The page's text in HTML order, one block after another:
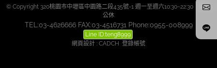
© Copyright 320桃園市中壢區中園路二段435號-1 週一至週六10:30~22:30 週日
公休
TEL:03-4626666 FAX:03-4516731 Phone:0955-008999
Line ID:teng8999
網頁設計 : CADCH 登錄帳號